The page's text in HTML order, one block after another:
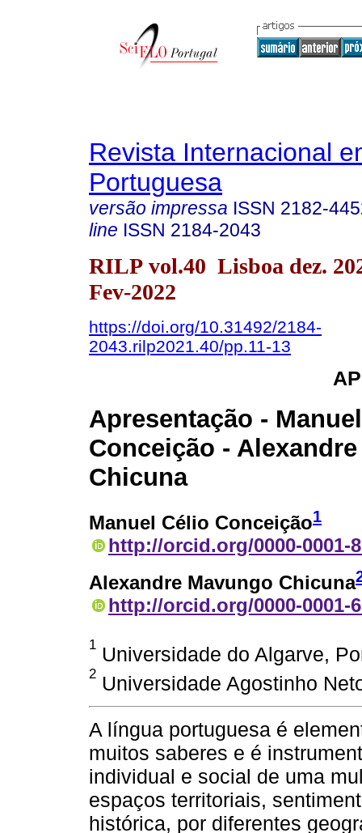
Revista Internacional
Portuguesa
versão impressa ISSN 2182-
line ISSN 2184-2043
RILP vol.40 Lisboa dez.
Fev-2022
https://doi.org/10.31492/2184-
2043.rilp2021.40/pp.11-13
Apresentação -
Conceição -
Chicuna
Manuel Célio Conceição1
http://orcid.org/0000-0001-
Alexandre Mavungo Chicuna
http://orcid.org/0000-0001-
1 Universidade do Algarve,
2 Universidade Agostinho
A língua portuguesa é
muitos saberes e é
individual e social de uma
espaços territoriais,
histórica, por diferentes